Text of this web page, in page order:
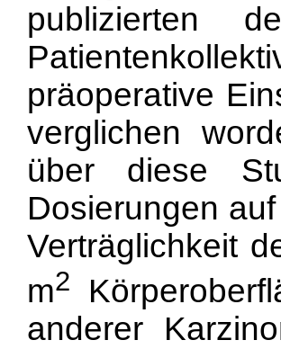
publizierten
präoperative
verglichen
über diese
Dosierungen
Verträglichkeit
m2
anderer